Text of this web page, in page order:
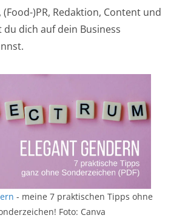
)PR, Redaktion, Content und
dich auf dein Business
- meine 7 praktischen Tipps ohne
Foto: Canva